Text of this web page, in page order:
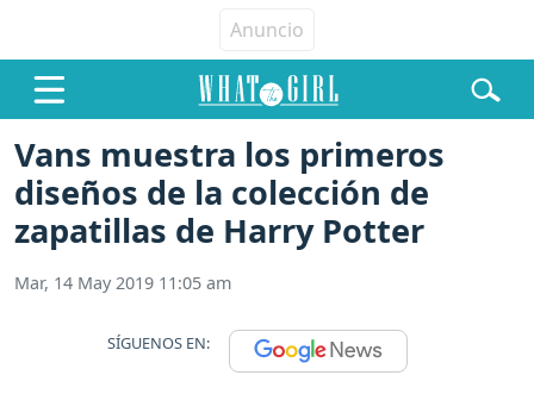
Vans muestra los primeros
diseños de la colección de
zapatillas de Harry Potter
Mar, 14 May 2019 11:05 am
SÍGUENOS EN: